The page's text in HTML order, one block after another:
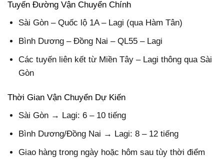
Tuyến Đường Vận Chuyển Chính
Sài Gòn – Quốc lộ 1A – Lagi (qua Hàm Tân)
Bình Dương – Đồng Nai – QL55 – Lagi
Các tuyến liên kết từ Miền Tây – Lagi thông qua Sài
Gòn
Thời Gian Vận Chuyển Dự Kiến
Sài Gòn → Lagi: 6 – 10 tiếng
Bình Dương/Đồng Nai → Lagi: 8 – 12 tiếng
Giao hàng trong ngày hoặc hôm sau tùy thời điểm